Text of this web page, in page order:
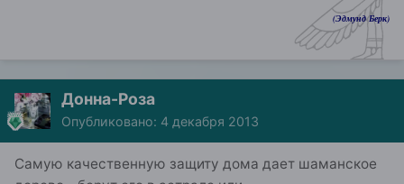
(Эдмунд Берк)
Донна-Роза
Опубликовано: 4 декабря 2013
Самую качественную защиту дома дает шаманское